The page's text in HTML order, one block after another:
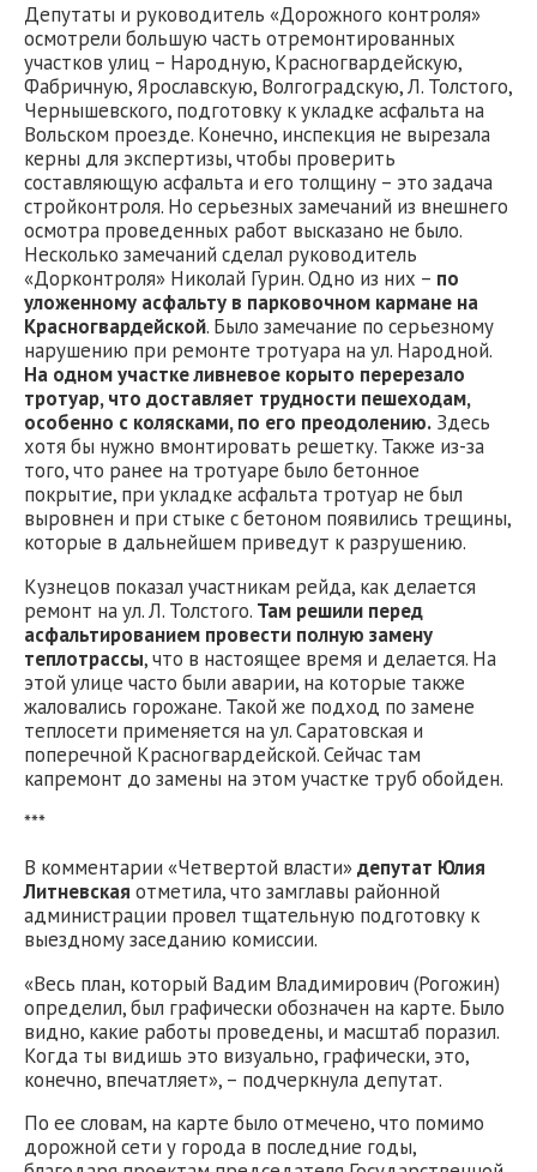
Депутаты и руководитель «Дорожного контроля»
осмотрели большую часть отремонтированных
участков улиц – Народную, Красногвардейскую,
Фабричную, Ярославскую, Волгоградскую, Л. Толстого,
Чернышевского, подготовку к укладке асфальта на
Вольском проезде. Конечно, инспекция не вырезала
керны для экспертизы, чтобы проверить
составляющую асфальта и его толщину – это задача
стройконтроля. Но серьезных замечаний из внешнего
осмотра проведенных работ высказано не было.
Несколько замечаний сделал руководитель
«Дорконтроля» Николай Гурин. Одно из них – по
уложенному асфальту в парковочном кармане на
Красногвардейской. Было замечание по серьезному
нарушению при ремонте тротуара на ул. Народной.
На одном участке ливневое корыто перерезало
тротуар, что доставляет трудности пешеходам,
особенно с колясками, по его преодолению. Здесь
хотя бы нужно вмонтировать решетку. Также из-за
того, что ранее на тротуаре было бетонное
покрытие, при укладке асфальта тротуар не был
выровнен и при стыке с бетоном появились трещины,
которые в дальнейшем приведут к разрушению.
Кузнецов показал участникам рейда, как делается
ремонт на ул. Л. Толстого. Там решили перед
асфальтированием провести полную замену
теплотрассы, что в настоящее время и делается. На
этой улице часто были аварии, на которые также
жаловались горожане. Такой же подход по замене
теплосети применяется на ул. Саратовская и
поперечной Красногвардейской. Сейчас там
капремонт до замены на этом участке труб обойден.
***
В комментарии «Четвертой власти»депутат Юлия
Литневская отметила, что замглавы районной
администрации провел тщательную подготовку к
выездному заседанию комиссии.
«Весь план, который Вадим Владимирович (Рогожин)
определил, был графически обозначен на карте. Было
видно, какие работы проведены, и масштаб поразил.
Когда ты видишь это визуально, графически, это,
конечно, впечатляет», – подчеркнула депутат.
По ее словам, на карте было отмечено, что помимо
дорожной сети у города в последние годы,